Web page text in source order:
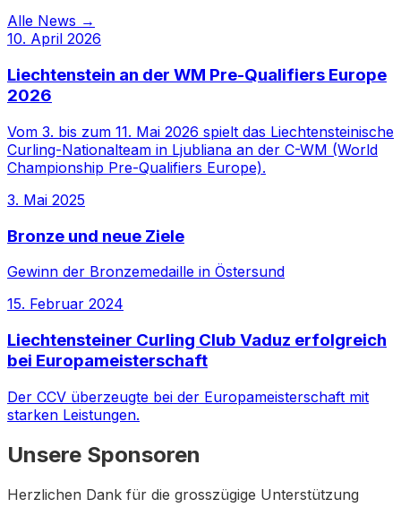
Alle News →
10. April 2026
Liechtenstein an der WM Pre-Qualifiers Europe
2026
Vom 3. bis zum 11. Mai 2026 spielt das Liechtensteinische
Curling-Nationalteam in Ljubliana an der C-WM (World
Championship Pre-Qualifiers Europe).
3. Mai 2025
Bronze und neue Ziele
Gewinn der Bronzemedaille in Östersund
15. Februar 2024
Liechtensteiner Curling Club Vaduz erfolgreich
bei Europameisterschaft
Der CCV überzeugte bei der Europameisterschaft mit
starken Leistungen.
Unsere Sponsoren
Herzlichen Dank für die grosszügige Unterstützung